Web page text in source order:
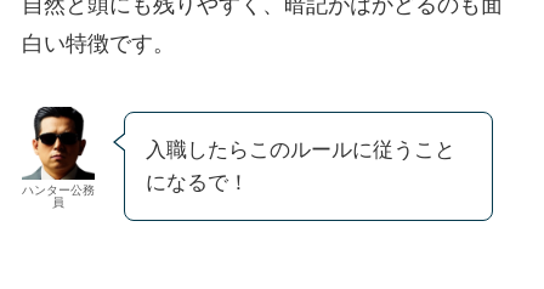
白い特徴です。
ハンター公務
員
入職したらこのルールに従うこと
になるで！